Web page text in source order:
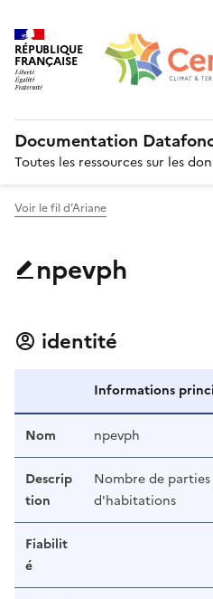
RÉPUBLIQUE
FRANÇAISE
Documentation
Toutes les ressources sur les
Voir le fil d’Ariane
npevph
identité
Informations
Nom npevph
Descrip
tion
Nombre de
d'habitations
Fiabilit
é